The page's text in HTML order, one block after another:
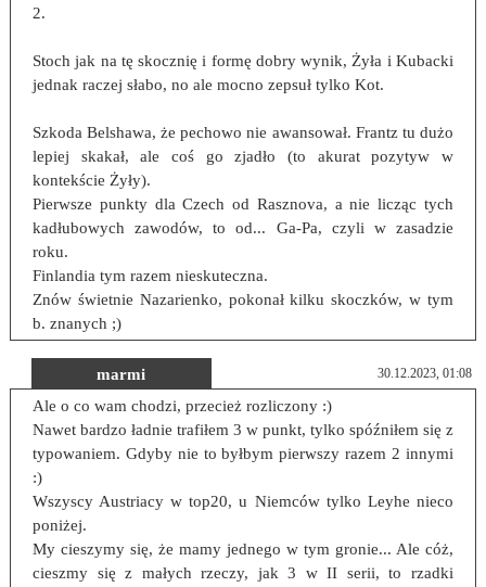
2.
Stoch jak na tę skocznię i formę dobry wynik, Żyła i Kubacki
jednak raczej słabo, no ale mocno zepsuł tylko Kot.
Szkoda Belshawa, że pechowo nie awansował. Frantz tu dużo
lepiej skakał, ale coś go zjadło (to akurat pozytyw w
kontekście Żyły).
Pierwsze punkty dla Czech od Rasznova, a nie licząc tych
kadłubowych zawodów, to od... Ga-Pa, czyli w zasadzie
roku.
Finlandia tym razem nieskuteczna.
Znów świetnie Nazarienko, pokonał kilku skoczków, w tym
b. znanych ;)
marmi 30.12.2023, 01:08
Ale o co wam chodzi, przecież rozliczony :)
Nawet bardzo ładnie trafiłem 3 w punkt, tylko spóźniłem się z
typowaniem. Gdyby nie to byłbym pierwszy razem 2 innymi
:)
Wszyscy Austriacy w top20, u Niemców tylko Leyhe nieco
poniżej.
My cieszymy się, że mamy jednego w tym gronie... Ale cóż,
cieszmy się z małych rzeczy, jak 3 w II serii, to rzadki